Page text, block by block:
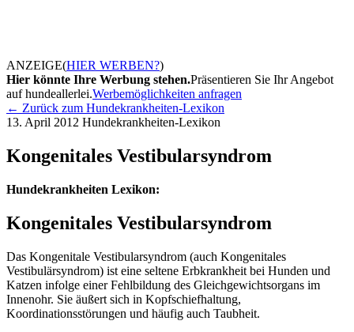
ANZEIGE(HIER WERBEN?)
Hier könnte Ihre Werbung stehen.Präsentieren Sie Ihr Angebot
auf hundeallerlei.Werbemöglichkeiten anfragen
← Zurück zum Hundekrankheiten-Lexikon
13. April 2012 Hundekrankheiten-Lexikon
Kongenitales Vestibularsyndrom
Hundekrankheiten Lexikon:
Kongenitales Vestibularsyndrom
Das Kongenitale Vestibularsyndrom (auch Kongenitales
Vestibulärsyndrom) ist eine seltene Erbkrankheit bei Hunden und
Katzen infolge einer Fehlbildung des Gleichgewichtsorgans im
Innenohr. Sie äußert sich in Kopfschiefhaltung,
Koordinationsstörungen und häufig auch Taubheit.